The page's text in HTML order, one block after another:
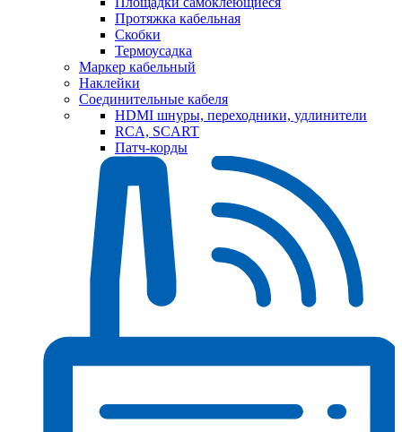
Протяжка кабельная
Скобки
Термоусадка
Маркер кабельный
Наклейки
Соединительные кабеля
HDMI шнуры, переходники, удлинители
RCA, SCART
Патч-корды